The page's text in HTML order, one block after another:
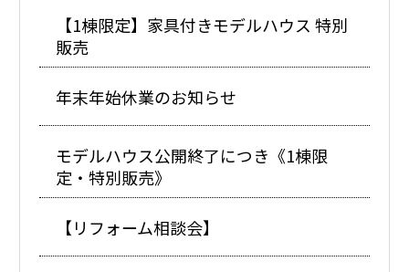
【1棟限定】家具付きモデルハウス 特別
販売
年末年始休業のお知らせ
モデルハウス公開終了につき《1棟限
定・特別販売》
【リフォーム相談会】